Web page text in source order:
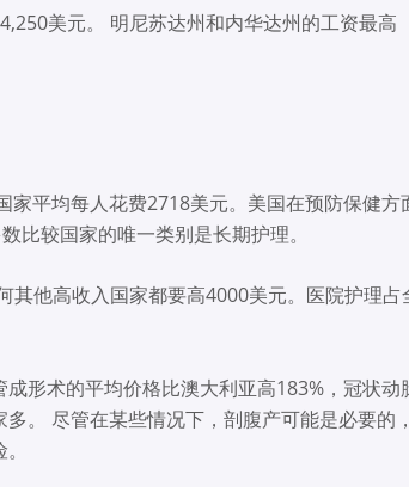
美元。 明尼苏达州和内华达州的工资最高
家平均每人花费2718美元。美国在预防保健
比较国家的唯一类别是长期护理。
其他高收入国家都要高4000美元。医院护理占
成形术的平均价格比澳大利亚高183%，冠状
。 尽管在某些情况下，剖腹产可能是必要的